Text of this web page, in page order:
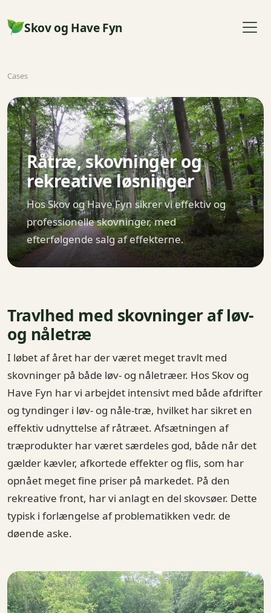
Skov og Have Fyn
Cases
Råtræ, skovninger og
rekreative løsninger
Hos Skov og Have Fyn sikrer vi effektiv og
professionelle skovninger, med
efterfølgende salg af effekterne.
Travlhed med skovninger af løv-
og nåletræ
I løbet af året har der været meget travlt med
skovninger på både løv- og nåletræer. Hos Skov og
Have Fyn har vi arbejdet intensivt med både afdrifter
og tyndinger i løv- og nåle-træ, hvilket har sikret en
effektiv udnyttelse af råtræet. Afsætningen af
træprodukter har været særdeles god, både når det
gælder kævler, afkortede effekter og flis, som har
opnået meget fine priser på markedet. På den
rekreative front, har vi anlagt en del skovsøer. Dette
typisk i forlængelse af problematikken vedr. de
døende aske.